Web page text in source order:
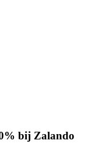
bij Zalando